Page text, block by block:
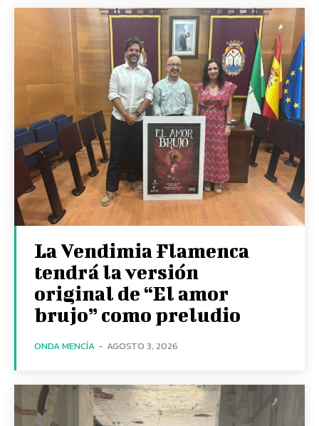
La Vendimia Flamenca
tendrá la versión
original de “El amor
brujo” como preludio
ONDA MENCÍA - AGOSTO 3, 2026